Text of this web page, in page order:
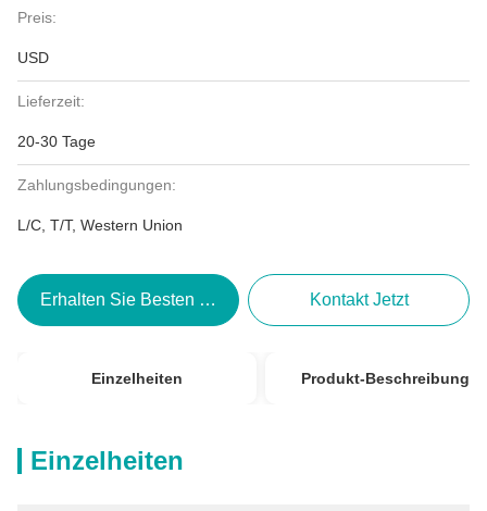
Preis:
USD
Lieferzeit:
20-30 Tage
Zahlungsbedingungen:
L/C, T/T, Western Union
Erhalten Sie Besten Preis Kontakt Jetzt
Einzelheiten Produkt-Beschreibung
Einzelheiten